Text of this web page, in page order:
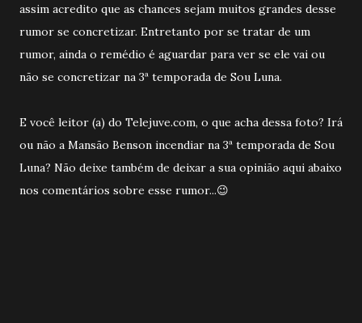
assim acredito que as chances sejam muitos grandes desse
rumor se concretizar. Entretanto por se tratar de um
rumor, ainda o remédio é aguardar para ver se ele vai ou
não se concretizar na 3ª temporada de Sou Luna.
E você leitor (a) do Telejuve.com, o que acha dessa foto? Irá
ou não a Mansão Benson incendiar na 3ª temporada de Sou
Luna? Não deixe também de deixar a sua opinião aqui abaixo
nos comentários sobre esse rumor...😉